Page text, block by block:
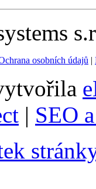
osobních údajů |
| SEO